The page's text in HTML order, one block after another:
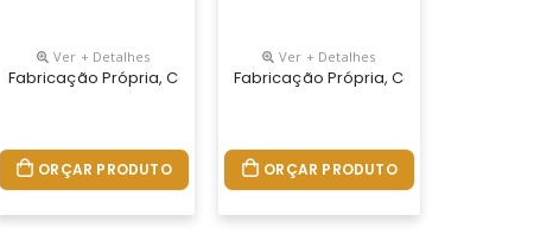
Miolo Com 96 Folhas Personalizadas Em Uma Cor (frente
Cm. Capa Impressa Em 4 Cores, Miolo Com 96 Folhas
15x21,18x25 E 21x28 Cm. Capa Impressa Em 4 Cores,
Personalizados Do Seu Jeito.tamanhos 15x21,18x25 E 21x28 Cm.
Ver + Detalhes
Fabricação Própria, Cadernos Personalizados Do Seu
ORÇAR PRODUTO
Ver + Detalhes
Fabricação Própria, Cadernos
ORÇAR PRODUTO